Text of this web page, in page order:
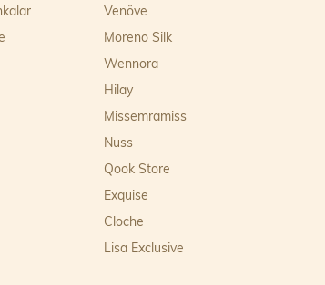
Venöve
Moreno Silk
Wennora
Hilay
Missemramiss
Nuss
Qook Store
Exquise
Cloche
Lisa Exclusive